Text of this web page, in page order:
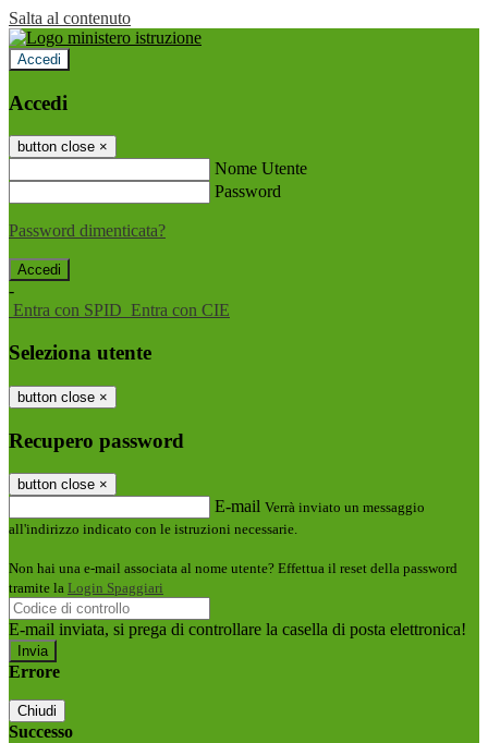
Salta al contenuto
Accedi
Accedi
button close ×
Nome Utente
Password
Password dimenticata?
-
Entra con SPID Entra con CIE
Seleziona utente
button close ×
Recupero password
button close ×
E-mail Verrà inviato un messaggio
all'indirizzo indicato con le istruzioni necessarie.
Non hai una e-mail associata al nome utente? Effettua il reset della password
tramite la Login Spaggiari
E-mail inviata, si prega di controllare la casella di posta elettronica!
Errore
Chiudi
Successo